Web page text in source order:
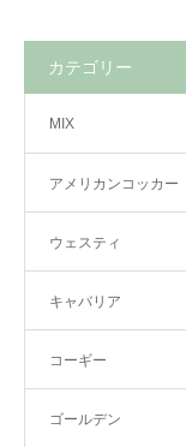
カテゴリー
MIX
アメリカンコッカー
ウェスティ
キャバリア
コーギー
ゴールデン